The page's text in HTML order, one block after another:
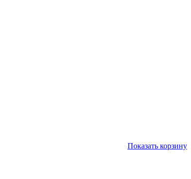
Показать корзину